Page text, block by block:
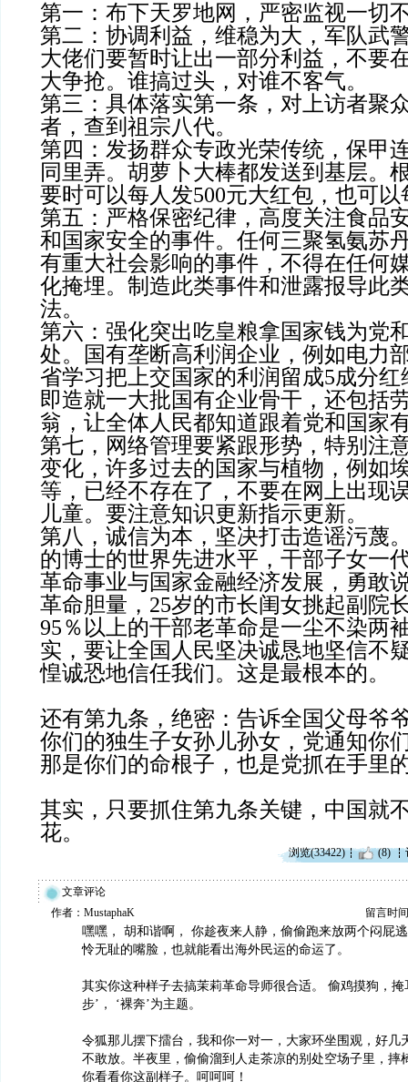
第一：布下天罗地网，严密监视一切
第二：协调利益，维稳为大，军队武
大佬们要暂时让出一部分利益，不要
大争抢。谁搞过头，对谁不客气。
第三：具体落实第一条，对上访者聚
者，查到祖宗八代。
第四：发扬群众专政光荣传统，保甲
同里弄。胡萝卜大棒都发送到基层。
要时可以每人发500元大红包，也可
第五：严格保密纪律，高度关注食品
和国家安全的事件。任何三聚氢氨苏
有重大社会影响的事件，不得在任何
化掩埋。制造此类事件和泄露报导此
法。
第六：强化突出吃皇粮拿国家钱为党
处。国有垄断高利润企业，例如电力
省学习把上交国家的利润留成5成分
即造就一大批国有企业骨干，还包括
翁，让全体人民都知道跟着党和国家
第七，网络管理要紧跟形势，特别注
变化，许多过去的国家与植物，例如
等，已经不存在了，不要在网上出现
儿童。要注意知识更新指示更新。
第八，诚信为本，坚决打击造谣污蔑
的博士的世界先进水平，干部子女一
革命事业与国家金融经济发展，勇敢
革命胆量，25岁的市长闺女挑起副院
95％以上的干部老革命是一尘不染两
实，要让全国人民坚决诚恳地坚信不
惶诚恐地信任我们。这是最根本的。
还有第九条，绝密：告诉全国父母爷
你们的独生子女孙儿孙女，党通知你
那是你们的命根子，也是党抓在手里
其实，只要抓住第九条关键，中国就
花。
浏览(33422) (8)
文章评论
作者：MustaphaK
留言时
嘿嘿， 胡和谐啊， 你趁夜来人静，偷偷跑来放两个闷屁
怜无耻的嘴脸，也就能看出海外民运的命运了。
其实你这种样子去搞茉莉革命导师很合适。 偷鸡摸狗，掩
步’， ‘裸奔’为主题。
令狐那儿摆下擂台，我和你一对一，大家环坐围观，好几
不敢放。半夜里，偷偷溜到人走茶凉的别处空场子里，摔
你看看你这副样子。呵呵呵！